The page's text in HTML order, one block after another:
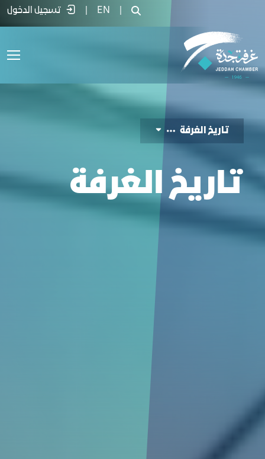
ﺗﺎرﻳﺦ اﻟﻐﺮﻓﺔ - غرفة جدة EN تسجيل الدخول
ﺗﺎرﻳﺦ اﻟﻐﺮﻓﺔ
ﺗﺎرﻳﺦ اﻟﻐﺮﻓﺔ